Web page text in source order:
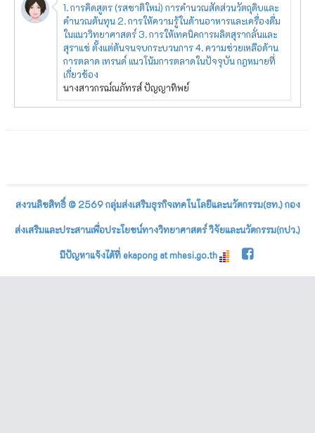
1. การคิดสูตร (รสชาติใหม่) การคำนวณสัดส่วนวัตถุดิบและ
คำนวณต้นทุน 2. การให้ความรู้ในด้านอาหารและเครื่องดื่ม
ในแนววิทยาศาสตร์ 3. การให้เทคนิคการผลิตสุรากลั่นและ
สุราแช่ ตั้งแต่ต้นจนจบกระบวนการ 4. ความช่วยเหลือด้าน
การตลาด เทรนด์ แนวโน้มการตลาดในปัจจุบัน กฎหมายที่
เกี่ยวข้อง
นางสาวกรฌ์ณภัทรส์ ปัญญาทิพย์
สงวนลิขสิทธิ์ © 2569 กลุ่มส่งเสริมธุรกิจเทคโนโลยีและนวัตกรรม(ธท.) กอง
ส่งเสริมและประสานเพื่อประโยชน์ทางวิทยาศาสตร์ วิจัยและนวัตกรรม(กปว.)
มีปัญหาแจ้งได้ที่ ekapong at mhesi.go.th